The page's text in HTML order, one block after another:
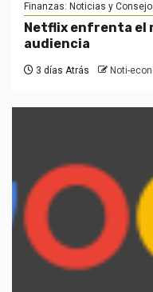
Finanzas: Noticias y
Netflix enfrenta el
audiencia
3 días Atrás Noti-